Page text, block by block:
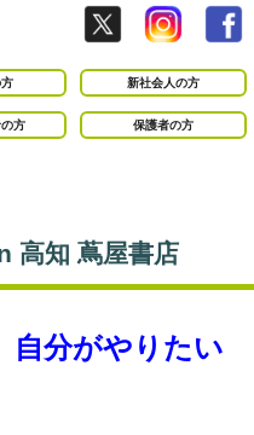
新社会人の方
方 保護者の方
高知 蔦屋書店
自分がやりたい